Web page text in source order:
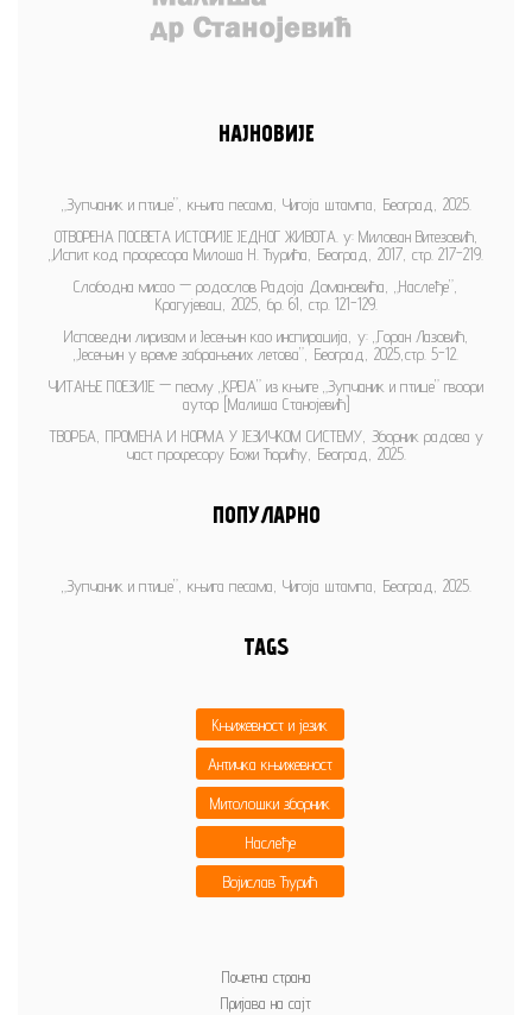
НАЈНОВИЈЕ
„Зупчаник и птице”, књига песама, Чигоја штампа, Београд, 2025.
ОТВОРЕНА ПОСВЕТА ИСТОРИЈЕ ЈЕДНОГ ЖИВОТА. у: Милован Витезовић,
„Испит код професора Милоша Н. Ђурића, Београд, 2017, стр. 217-219.
Слободна мисао — родослов Радоја Домановића, „Наслеђе”,
Крагујевац, 2025, бр. 61, стр. 121-129.
Исповедни лиризам и Јесењин као инспирација, у: „Горан Лазовић,
„Јесењин у време забрањених летова”, Београд, 2025,стр. 5-12.
ЧИТАЊЕ ПОЕЗИЈЕ — песму „КРЕЈА” из књиге „Зупчаник и птице” гвоори
аутор [Малиша Станојевић]
ТВОРБА, ПРОМЕНА И НОРМА У ЈЕЗИЧКОМ СИСТЕМУ, Зборник радова у
част професору Божи Ћорићу, Београд, 2025.
ПОПУЛАРНО
„Зупчаник и птице”, књига песама, Чигоја штампа, Београд, 2025.
TAGS
Књижевност и језик
Античка књижевност
Митолошки зборник
Наслеђе
Војислав Ђурић
Почетна страна
Пријава на сајт